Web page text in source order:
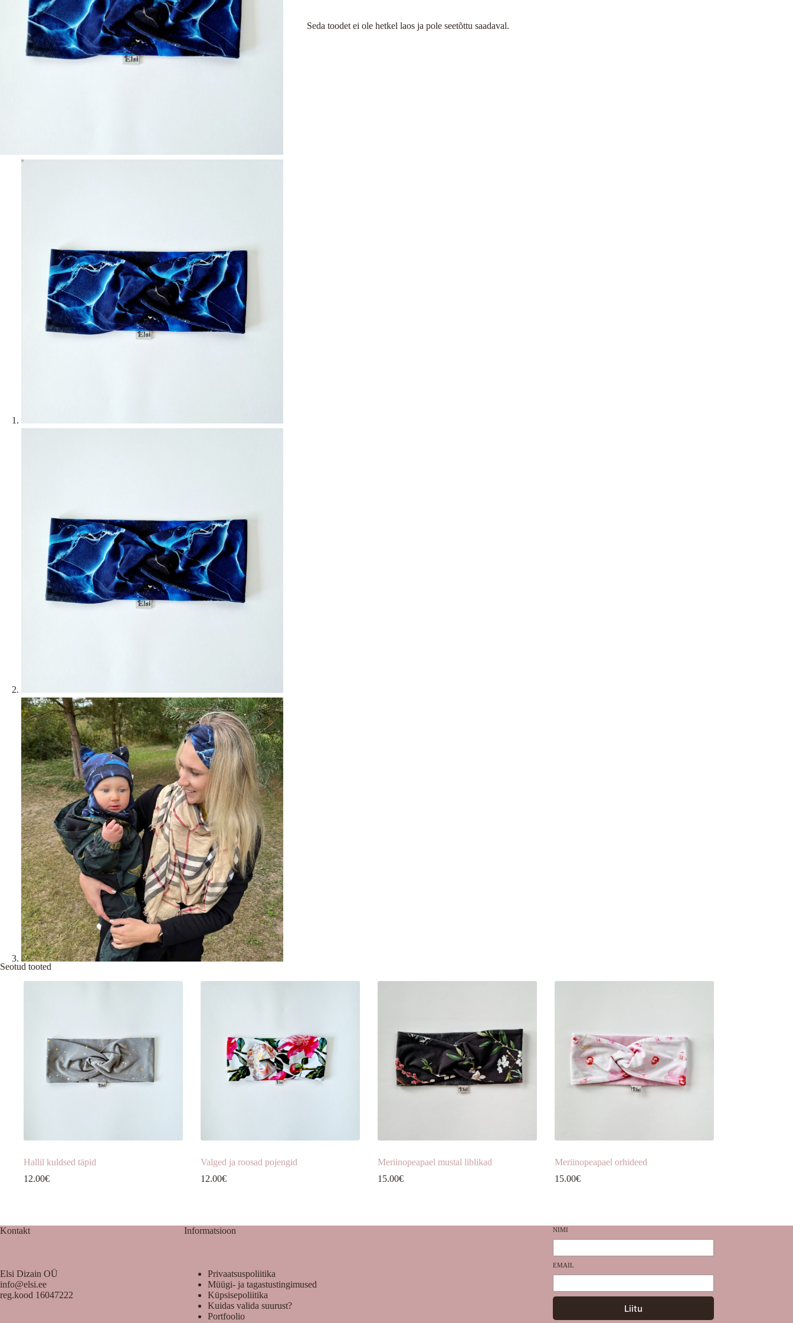
Seda toodet ei ole hetkel laos ja pole seetõttu saadaval.
Seotud tooted
Hallil kuldsed täpid
12.00€
Valged ja roosad pojengid
12.00€
Meriinopeapael mustal liblikad
15.00€
Meriinopeapael orhideed
15.00€
Kontakt
Elsi Dizain OÜ
info@elsi.ee
reg.kood 16047222
Informatsioon
Privaatsuspoliitika
Müügi- ja tagastustingimused
Küpsisepoliitika
Kuidas valida suurust?
Portfoolio
NIMI
EMAIL
Liitu